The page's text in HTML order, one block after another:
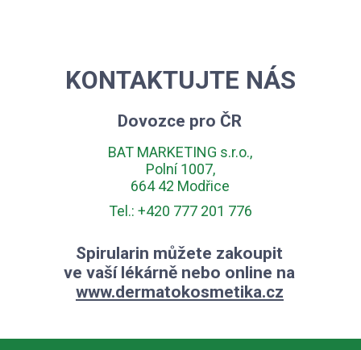
KONTAKTUJTE NÁS
Dovozce pro ČR
BAT MARKETING s.r.o.,
Polní 1007,
664 42 Modřice
Tel.: +420 777 201 776
Spirularin můžete zakoupit
ve vaší lékárně nebo online na
www.dermatokosmetika.cz